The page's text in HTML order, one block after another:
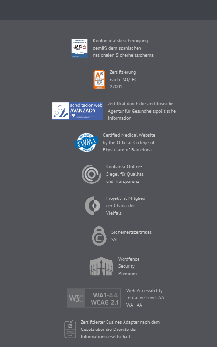
Konformitätsbescheinigung
gemäß dem spanischen
nationalen Sicherheitsschema
Zertifizierung
nach ISO/IEC
27001
Zertifikat durch die andalusische
Agentur für Gesundheitspolitische
Information
Certified Medical Website
by the Official College of
Physicians of Barcelona
Confianza Online-
Siegel für Qualität
und Transparenz
Projekt ist Mitglied
der Charta der
Vielfalt
Sicherheitszertifikat
SSL
Wordfence
Security
Premium
Web Accessibility
Initiative Level AA
WAI-AA
Zertifizierter Busines Adapter nach dem
Gesetz über die Dienste der
Informationsgesellschaft